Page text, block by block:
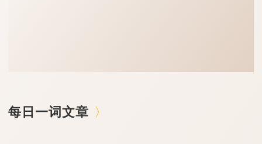
每日一词文章